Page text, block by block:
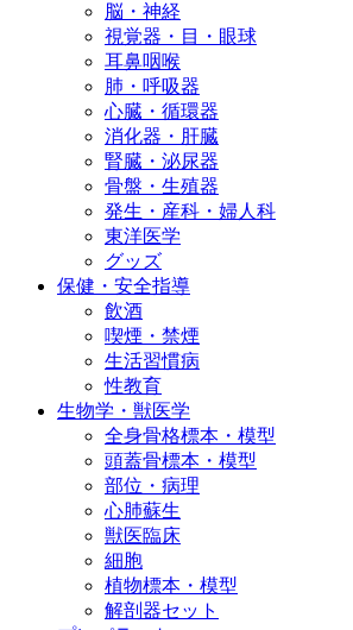
脳・神経
視覚器・目・眼球
耳鼻咽喉
肺・呼吸器
心臓・循環器
消化器・肝臓
腎臓・泌尿器
骨盤・生殖器
発生・産科・婦人科
東洋医学
グッズ
保健・安全指導
飲酒
喫煙・禁煙
生活習慣病
性教育
生物学・獣医学
全身骨格標本・模型
頭蓋骨標本・模型
部位・病理
心肺蘇生
獣医臨床
細胞
植物標本・模型
解剖器セット